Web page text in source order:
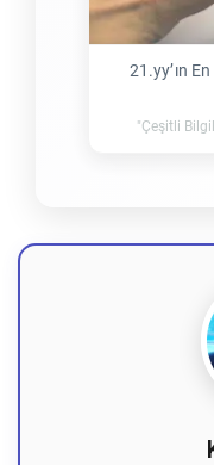
21.yy’ın
"Çeşitli